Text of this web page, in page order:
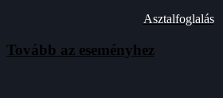
Asztalfoglalás
Tovább az eseményhez